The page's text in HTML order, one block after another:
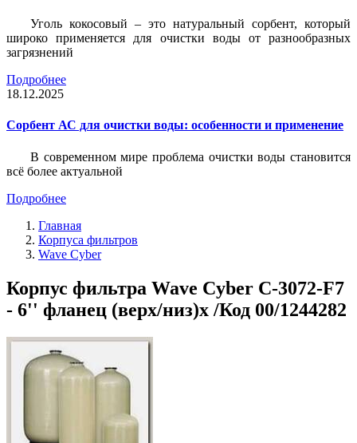
Уголь кокосовый – это натуральный сорбент, который
широко применяется для очистки воды от разнообразных
загрязнений
Подробнее
18.12.2025
Сорбент АС для очистки воды: особенности и применение
В современном мире проблема очистки воды становится
всё более актуальной
Подробнее
Главная
Корпуса фильтров
Wave Cyber
Корпус фильтра Wave Cyber C-3072-F7
- 6'' фланец (верх/низ)x /Код 00/1244282